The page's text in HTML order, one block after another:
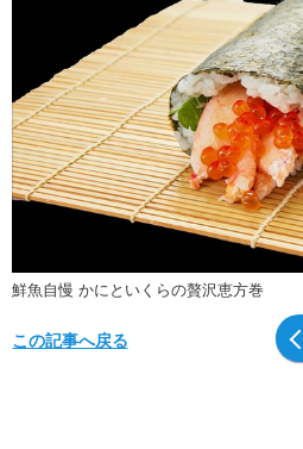
鮮魚自慢 かにといくらの贅沢恵方巻
この記事へ戻る